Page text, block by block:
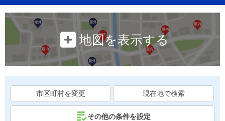
地図を表示する
市区町村を変更 現在地で検索
その他の条件を設定